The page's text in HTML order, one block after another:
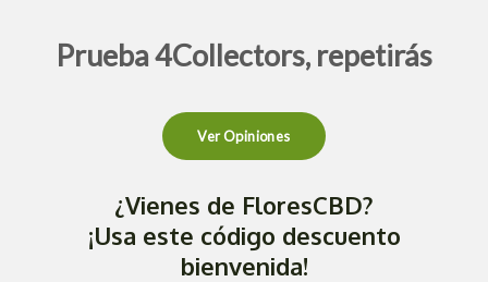
Prueba 4Collectors, repetirás
Ver Opiniones
¿Vienes de FloresCBD?
¡Usa este código descuento
bienvenida!